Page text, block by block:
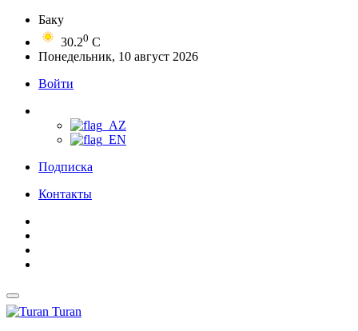
Баку
30.20 C
Понедельник, 10 август 2026
Войти
Подписка
Контакты
Turan